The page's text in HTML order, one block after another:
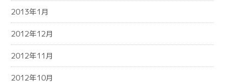
2013年1月
2012年12月
2012年11月
2012年10月